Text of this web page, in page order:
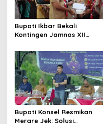
Bupati Ikbar Bekali
Kontingen Jamnas XII
Kepemimpinan Dan
Nasionalisme
Bupati Konsel Resmikan
Merare Jek: Solusi